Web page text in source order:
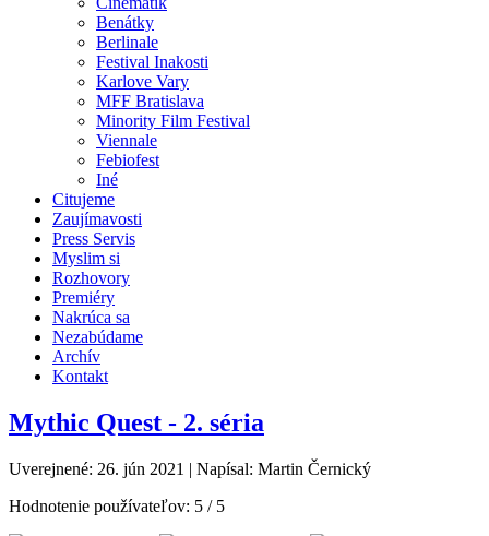
Benátky
Berlinale
Festival Inakosti
Karlove Vary
MFF Bratislava
Minority Film Festival
Viennale
Febiofest
Iné
Citujeme
Zaujímavosti
Press Servis
Myslim si
Rozhovory
Premiéry
Nakrúca sa
Nezabúdame
Archív
Kontakt
Mythic Quest - 2. séria
Uverejnené: 26. jún 2021 | Napísal: Martin Černický
Hodnotenie používateľov: 5 / 5